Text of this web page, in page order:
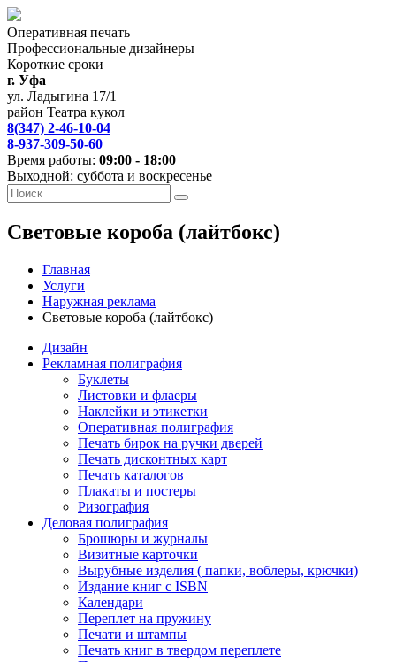
Оперативная печать
Профессиональные дизайнеры
Короткие сроки
г. Уфа
ул. Ладыгина 17/1
район Театра кукол
8(347) 2-46-10-04
8-937-309-50-60
Время работы: 09:00 - 18:00
Выходной: суббота и воскресенье
Световые короба (лайтбокс)
Главная
Услуги
Наружная реклама
Световые короба (лайтбокс)
Дизайн
Рекламная полиграфия
Буклеты
Листовки и флаеры
Наклейки и этикетки
Оперативная полиграфия
Печать бирок на ручки дверей
Печать дисконтных карт
Печать каталогов
Плакаты и постеры
Ризография
Деловая полиграфия
Брошюры и журналы
Визитные карточки
Вырубные изделия ( папки, воблеры, крючки)
Издание книг с ISBN
Календари
Переплет на пружину
Печати и штампы
Печать книг в твердом переплете